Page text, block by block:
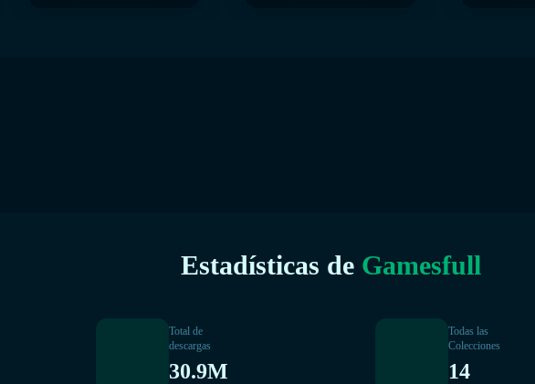
Estadísticas de Gamesfull
Total de
descargas
30.9M
Todas las
Colecciones
14